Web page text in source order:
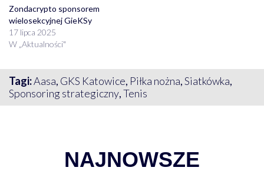
Zondacrypto sponsorem
wielosekcyjnej GieKSy
17 lipca 2025
W „Aktualności"
Tagi:Aasa, GKS Katowice, Piłka nożna,Siatkówka,
Sponsoring strategiczny,Tenis
NAJNOWSZE